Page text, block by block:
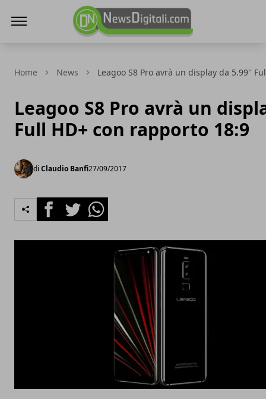
Home News Leagoo S8 Pro avrà un display da 5.99''
Leagoo S8 Pro avrà un
Full HD+ con rapporto 18:9
di Claudio Banfi27/09/2017
FacebookTwitterWhatsapp